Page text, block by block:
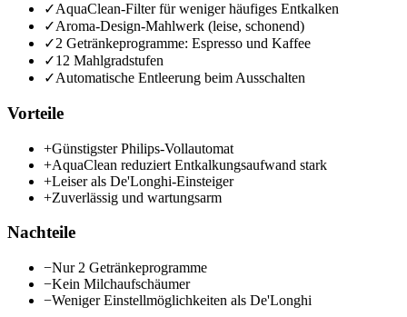
✓AquaClean-Filter für weniger häufiges Entkalken
✓Aroma-Design-Mahlwerk (leise, schonend)
✓2 Getränkeprogramme: Espresso und Kaffee
✓12 Mahlgradstufen
✓Automatische Entleerung beim Ausschalten
Vorteile
+Günstigster Philips-Vollautomat
+AquaClean reduziert Entkalkungsaufwand stark
+Leiser als De'Longhi-Einsteiger
+Zuverlässig und wartungsarm
Nachteile
−Nur 2 Getränkeprogramme
−Kein Milchaufschäumer
−Weniger Einstellmöglichkeiten als De'Longhi